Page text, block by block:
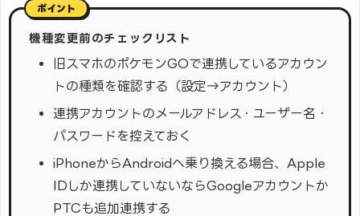
機種変更前のチェックリスト
旧スマホのポケモンGOで連携しているアカウン
トの種類を確認する（設定→アカウント）
連携アカウントのメールアドレス・ユーザー名・
パスワードを控えておく
iPhoneからAndroidへ乗り換える場合、Apple
IDしか連携していないならGoogleアカウントか
PTCも追加連携する